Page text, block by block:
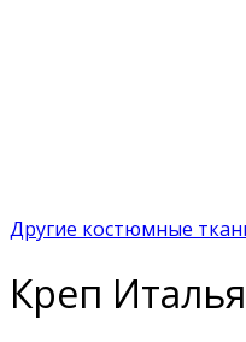
Другие костюмные
Креп